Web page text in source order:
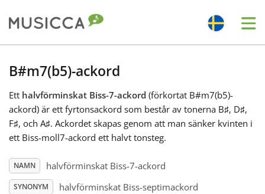
Български
Dansk
B#m7(b5)-ackord
Ett halvförminskat Biss-7-ackord (förkortat B#m7(b5)-
ackord) är ett fyrtonsackord som består av tonerna B♯, D♯,
F♯, och A♯. Ackordet skapas genom att man sänker kvinten i
ett Biss-moll7-ackord ett halvt tonsteg.
NAMN halvförminskat Biss-7-ackord
SYNONYM halvförminskat Biss-septimackord